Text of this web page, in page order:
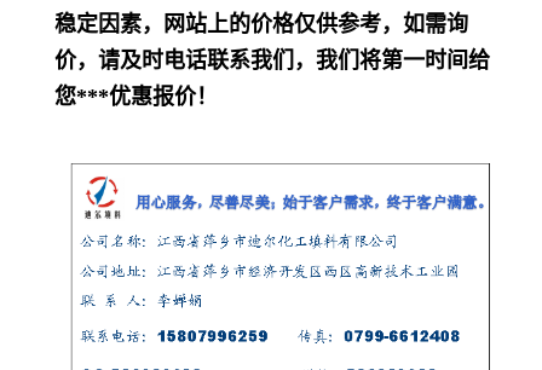
稳定因素，网站上的价格仅供参考，如需询
价，请及时电话联系我们，我们将第一时间给
您***优惠报价！